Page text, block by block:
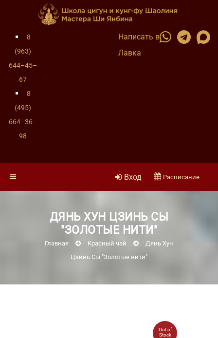
8
(963)
644–45–
67
8
(495)
664–36–
98
Написать в
Лавка
Вход Расписание
ДЯНЬ ХУН ЦЗИНЬ СЫ
"ЗОЛОТЫЕ НИТИ"
Главная Красный чай
Дянь Хун
Цзинь Сы "Золотые нити"
Out of
Stock